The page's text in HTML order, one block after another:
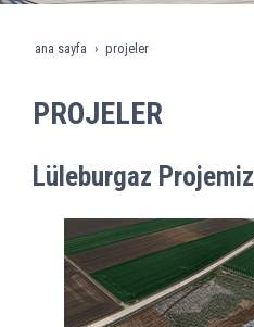
ana sayfa projeler
PROJELER
Lüleburgaz Projemiz